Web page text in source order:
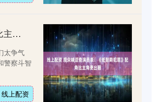
线上配资 观众喊话查演员表！《低智商犯罪》配角比主角更出圈
太争气
警察斗智
线上配资